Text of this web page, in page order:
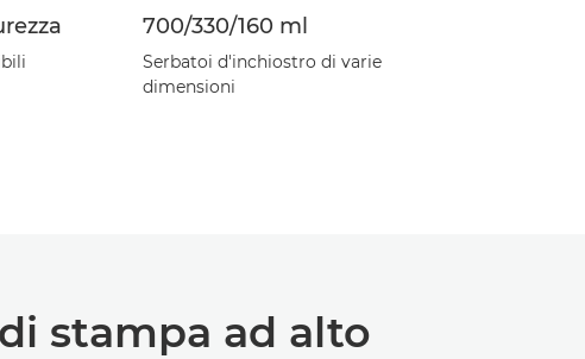
700/330/160 ml
Serbatoi d'inchiostro di varie
dimensioni
stampa ad alto